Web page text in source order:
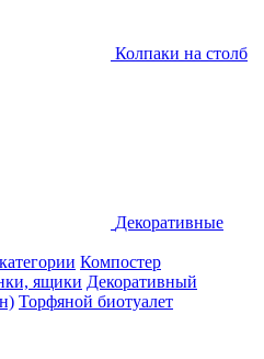
Колпаки на столб
Декоративные
Компостер
ящики Декоративный
Торфяной биотуалет